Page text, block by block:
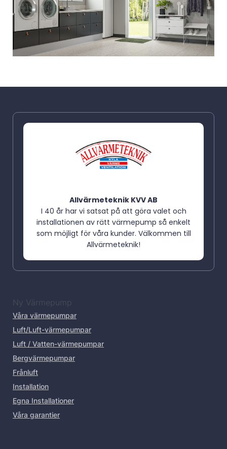
Allvärmeteknik KVV AB
I 40 år har vi satsat på att göra valet och
installationen av rätt värmepump så enkelt
som möjligt för våra kunder. Välkommen till
Allvärmeteknik!
Ny Värmepump
Våra värmepumpar
Luft/Luft-värmepumpar
Luft / Vatten-värmepumpar
Bergvärmepumpar
Frånluft
Installation
Egna Installationer
Våra garantier